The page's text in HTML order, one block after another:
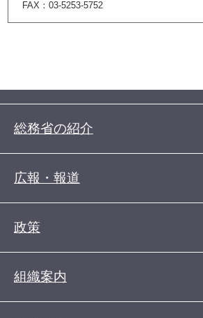
FAX：03-5253-5752
総務省の紹介
広報・報道
政策
組織案内